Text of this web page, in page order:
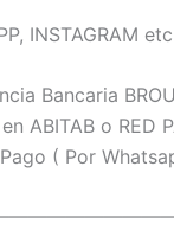
INSTAGRAM
Bancaria
ABITAB o RED
( Por